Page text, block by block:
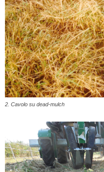
2. Cavolo su dead-mulch